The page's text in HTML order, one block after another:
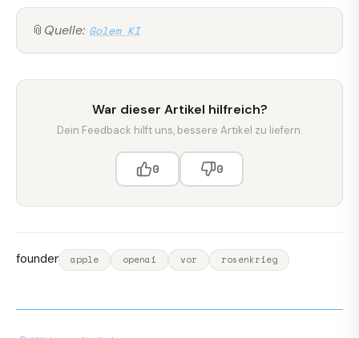
📎 Quelle: Golem KI
War dieser Artikel hilfreich?
Dein Feedback hilft uns, bessere Artikel zu liefern.
0 0
founder apple openai vor rosenkrieg